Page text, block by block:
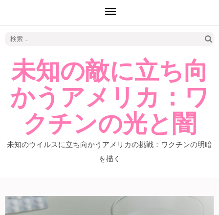
索:
未知の敵に立ち向
かうアメリカ：ワ
クチンの光と闇
未知のウイルスに立ち向かうアメリカの挑戦：ワクチンの明暗
を描く